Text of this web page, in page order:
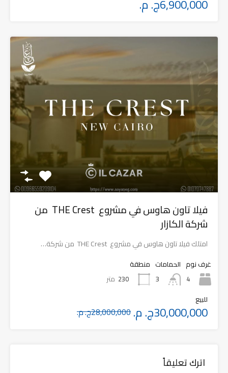
6,900,000ج. م.
فيلا تاون هاوس في مشروع THE Crest من
شركة الكازار
امتلك فيلا تاون هاوس في مشروع THE Crest من شركة…
غرف نوم
4
الحمامات
3
منطقة
230 متر
للبيع
30,000,000ج. م. 28,000,000ج. م.
اترك تعليقاً